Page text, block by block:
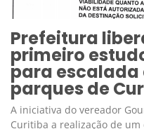
Prefeitura
primeiro
para escalada
parques de
A iniciativa do vereador
Curitiba a realização de